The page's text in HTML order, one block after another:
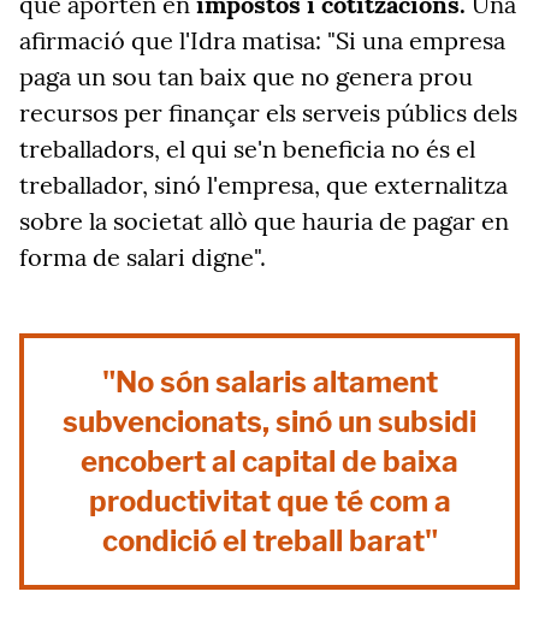
afirmació que l'Idra matisa: "Si una empresa
paga un sou tan baix que no genera prou
recursos per finançar els serveis públics dels
treballadors, el qui se'n beneficia no és el
treballador, sinó l'empresa, que externalitza
sobre la societat allò que hauria de pagar en
forma de salari digne".
"No són salaris altament
subvencionats, sinó un subsidi
encobert al capital de baixa
productivitat que té com a
condició el treball barat"